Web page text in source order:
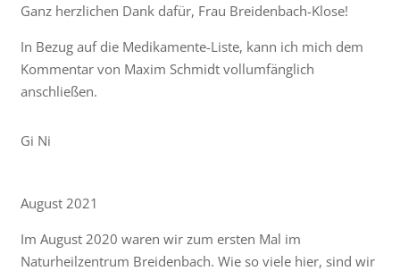
Ganz herzlichen Dank dafür, Frau Breidenbach-Klose!
In Bezug auf die Medikamente-Liste, kann ich mich dem
Kommentar von Maxim Schmidt vollumfänglich
anschließen.
Gi Ni
August 2021
Im August 2020 waren wir zum ersten Mal im
Naturheilzentrum Breidenbach. Wie so viele hier, sind wir